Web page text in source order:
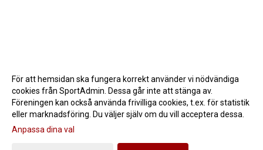
Gå till Webbversion
För att hemsidan ska fungera korrekt använder vi nödvändiga
cookies från SportAdmin. Dessa går inte att stänga av.
Föreningen kan också använda frivilliga cookies, t.ex. för statistik
eller marknadsföring. Du väljer själv om du vill acceptera dessa.
Anpassa dina val